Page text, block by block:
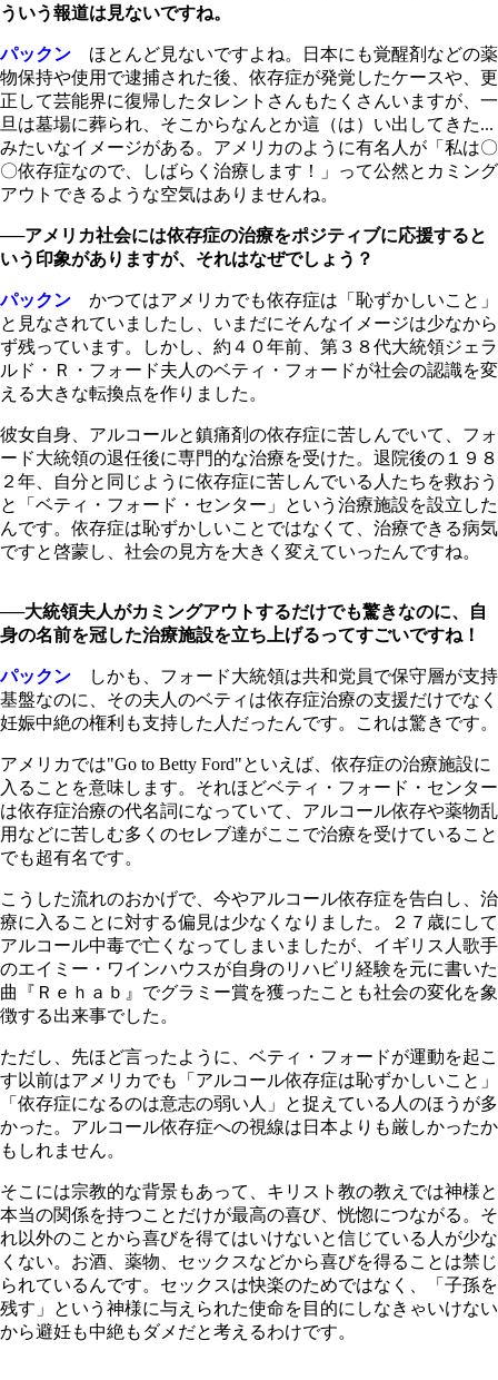
ういう報道は見ないですね。
パックン ほとんど見ないですよね。日本にも覚醒剤などの薬
物保持や使用で逮捕された後、依存症が発覚したケースや、更
正して芸能界に復帰したタレントさんもたくさんいますが、一
旦は墓場に葬られ、そこからなんとか這（は）い出してきた...
みたいなイメージがある。アメリカのように有名人が「私は〇
〇依存症なので、しばらく治療します！」って公然とカミング
アウトできるような空気はありませんね。
──アメリカ社会には依存症の治療をポジティブに応援すると
いう印象がありますが、それはなぜでしょう？
パックン かつてはアメリカでも依存症は「恥ずかしいこと」
と見なされていましたし、いまだにそんなイメージは少なから
ず残っています。しかし、約４０年前、第３８代大統領ジェラ
ルド・Ｒ・フォード夫人のベティ・フォードが社会の認識を変
える大きな転換点を作りました。
彼女自身、アルコールと鎮痛剤の依存症に苦しんでいて、フォ
ード大統領の退任後に専門的な治療を受けた。退院後の１９８
２年、自分と同じように依存症に苦しんでいる人たちを救おう
と「ベティ・フォード・センター」という治療施設を設立した
んです。依存症は恥ずかしいことではなくて、治療できる病気
ですと啓蒙し、社会の見方を大きく変えていったんですね。
──大統領夫人がカミングアウトするだけでも驚きなのに、自
身の名前を冠した治療施設を立ち上げるってすごいですね！
パックン しかも、フォード大統領は共和党員で保守層が支持
基盤なのに、その夫人のベティは依存症治療の支援だけでなく
妊娠中絶の権利も支持した人だったんです。これは驚きです。
アメリカでは"Go to Betty Ford"といえば、依存症の治療施設に
入ることを意味します。それほどベティ・フォード・センター
は依存症治療の代名詞になっていて、アルコール依存や薬物乱
用などに苦しむ多くのセレブ達がここで治療を受けていること
でも超有名です。
こうした流れのおかげで、今やアルコール依存症を告白し、治
療に入ることに対する偏見は少なくなりました。２７歳にして
アルコール中毒で亡くなってしまいましたが、イギリス人歌手
のエイミー・ワインハウスが自身のリハビリ経験を元に書いた
曲『Ｒｅｈａｂ』でグラミー賞を獲ったことも社会の変化を象
徴する出来事でした。
ただし、先ほど言ったように、ベティ・フォードが運動を起こ
す以前はアメリカでも「アルコール依存症は恥ずかしいこと」
「依存症になるのは意志の弱い人」と捉えている人のほうが多
かった。アルコール依存症への視線は日本よりも厳しかったか
もしれません。
そこには宗教的な背景もあって、キリスト教の教えでは神様と
本当の関係を持つことだけが最高の喜び、恍惚につながる。そ
れ以外のことから喜びを得てはいけないと信じている人が少な
くない。お酒、薬物、セックスなどから喜びを得ることは禁じ
られているんです。セックスは快楽のためではなく、「子孫を
残す」という神様に与えられた使命を目的にしなきゃいけない
から避妊も中絶もダメだと考えるわけです。